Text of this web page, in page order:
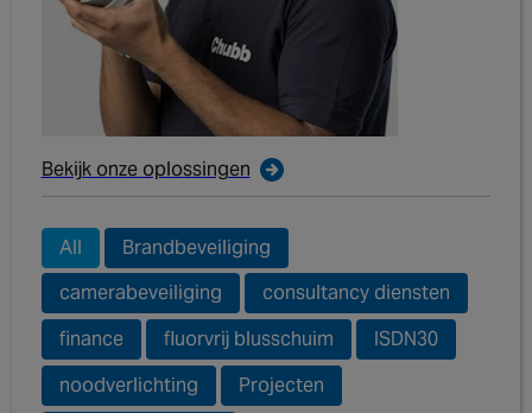
Bekijk onze oplossingen
All
Brandbeveiliging
camerabeveiliging
consultancy diensten
finance
fluorvrij blusschuim
ISDN30
noodverlichting
Projecten